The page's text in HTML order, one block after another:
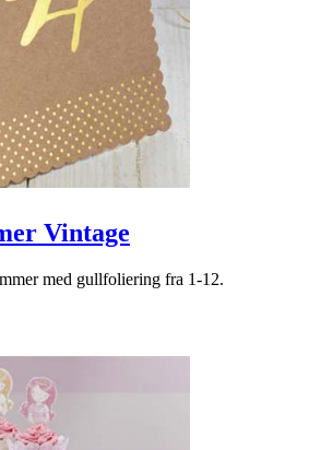
Vintage
med gullfoliering fra 1-12.